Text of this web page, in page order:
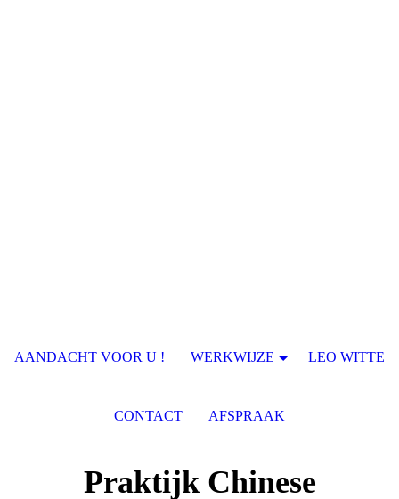
Praktijk Chinese
AANDACHT VOOR U ! WERKWIJZE LEO WITTE
CONTACT AFSPRAAK